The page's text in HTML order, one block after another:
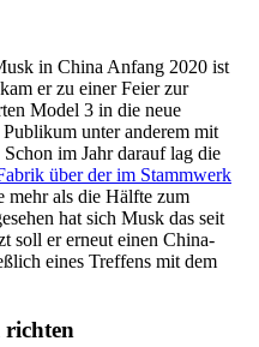
in China Anfang 2020 ist
er zu einer Feier zur
Model 3 in die neue
unter anderem mit
im Jahr darauf lag die
über der im Stammwerk
mehr als die Hälfte zum
hat sich Musk das seit
soll er erneut einen China-
eines Treffens mit dem
richten